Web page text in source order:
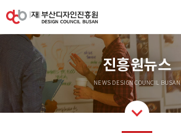
진흥원뉴스
NEWS DESIGN COUNCIL BUSAN